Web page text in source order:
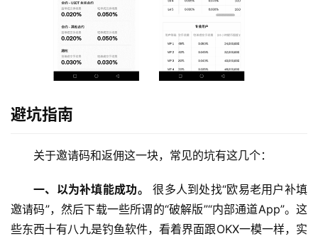
避坑指南
关于邀请码和返佣这一块，常见的坑有这几个：
一、以为补填能成功。
很多人到处找“欧易老用户补填
邀请码”，然后下载一些所谓的“破解版”“内部通道App”。这
些东西十有八九是钓鱼软件，看着界面跟OKX一模一样，实